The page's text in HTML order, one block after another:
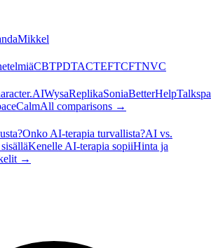
Mikkel
CBTPDTACTEFTCFTNVC
WysaReplikaSoniaBetterHelp
CalmAll comparisons →
Onko AI-terapia turvallista?AI vs.
Kenelle AI-terapia sopiiHinta ja
→